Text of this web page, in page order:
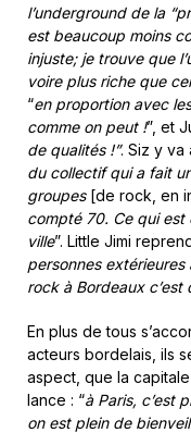
l’underground de la
est beaucoup moins
injuste; je trouve que
voire plus riche que
“en proportion avec
comme on peut !”, et
de qualités !”. Siz y va
du collectif qui a fait
groupes[de rock, en
compté 70. Ce qui
ville”. Little Jimi
personnes
rock à Bordeaux c’est
En plus de tous
acteurs bordelais, ils
aspect, que la capitale
lance : “à Paris, c’est
on est plein de